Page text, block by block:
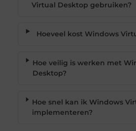
Virtual Desktop gebruiken?
Hoeveel kost Windows
Hoe veilig is werken met
Desktop?
Hoe snel kan ik Windows
implementeren?